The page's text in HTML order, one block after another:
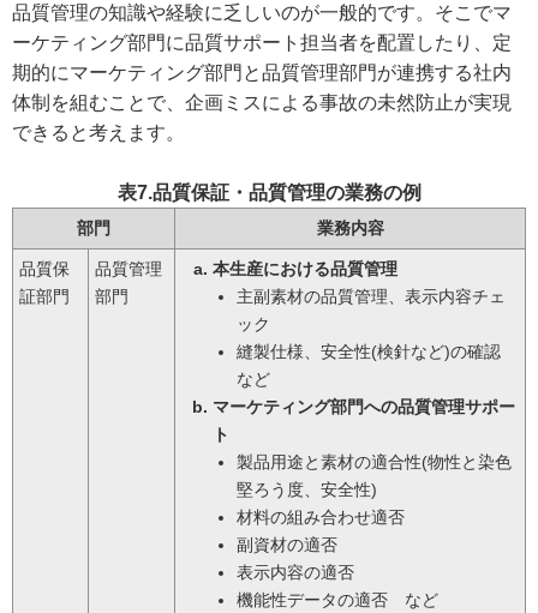
品質管理の知識や経験に乏しいのが一般的です。そこでマ
ーケティング部門に品質サポート担当者を配置したり、定
期的にマーケティング部門と品質管理部門が連携する社内
体制を組むことで、企画ミスによる事故の未然防止が実現
できると考えます。
表7.品質保証・品質管理の業務の例
部門 業務内容
品質保
証部門
品質管理
部門
本生産における品質管理
主副素材の品質管理、表示内容チェ
ック
縫製仕様、安全性(検針など)の確認
など
マーケティング部門への品質管理サポー
ト
製品用途と素材の適合性(物性と染色
堅ろう度、安全性)
材料の組み合わせ適否
副資材の適否
表示内容の適否
機能性データの適否 など